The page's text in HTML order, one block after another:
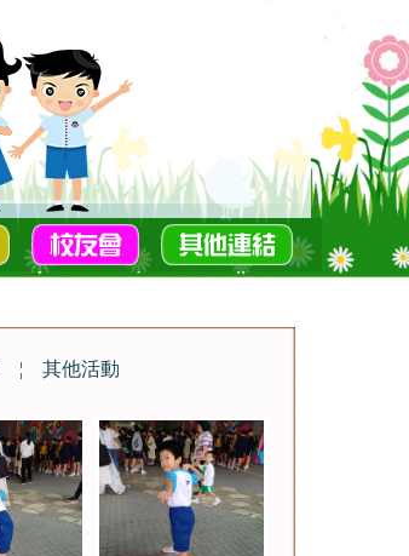
¦ 其他活動